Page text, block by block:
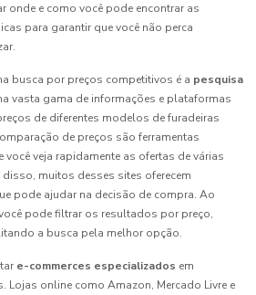
onde e como você pode encontrar as
para garantir que você não perca
busca por preços competitivos é a pesquisa
vasta gama de informações e plataformas
de diferentes modelos de furadeiras
de preços são ferramentas
veja rapidamente as ofertas de várias
muitos desses sites oferecem
pode ajudar na decisão de compra. Ao
pode filtrar os resultados por preço,
a busca pela melhor opção.
e-commerces especializados em
Lojas online como Amazon, Mercado Livre e